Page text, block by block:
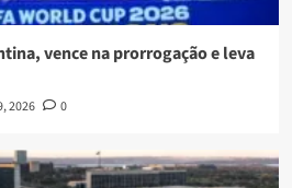
vence na prorrogação e leva
2026 0